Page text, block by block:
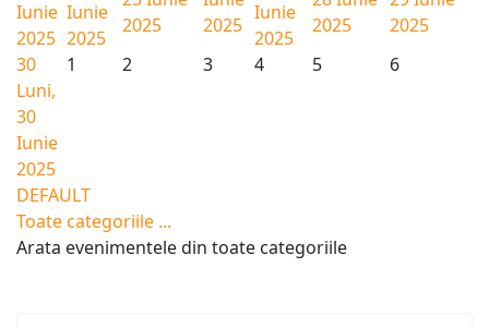
Iunie
2025
Iunie
2025
2025
2025
Iunie
2025
2025
2025
30
Luni,
30
Iunie
2025
1 2 3 4 5 6
DEFAULT
Toate categoriile ...
Arata evenimentele din toate categoriile